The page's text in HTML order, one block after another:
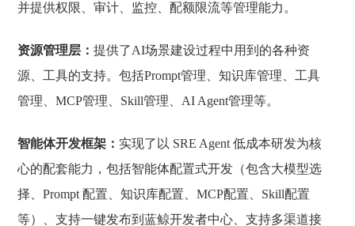
并提供权限、审计、监控、配额限流等管理能力。
资源管理层：提供了AI场景建设过程中用到的各种资
源、工具的支持。包括Prompt管理、知识库管理、工具
管理、MCP管理、Skill管理、AI Agent管理等。
智能体开发框架： 实现了以 SRE Agent 低成本研发为核
心的配套能力，包括智能体配置式开发（包含大模型选
择、Prompt 配置、知识库配置、MCP配置、Skill配置
等）、支持一键发布到蓝鲸开发者中心、支持多渠道接